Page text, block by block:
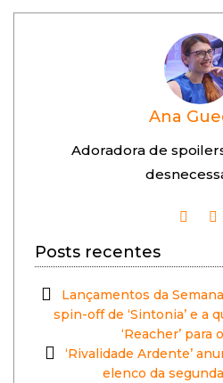
Ana
Adoradora de
Posts recentes
Lançamentos da
spin-off de ‘Sintonia’ e a
‘Reacher’ para
‘Rivalidade Ardente’
elenco da